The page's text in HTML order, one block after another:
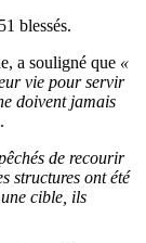
blessés.
a souligné que «
vie pour servir
doivent jamais
.
de recourir
structures ont été
cible, ils